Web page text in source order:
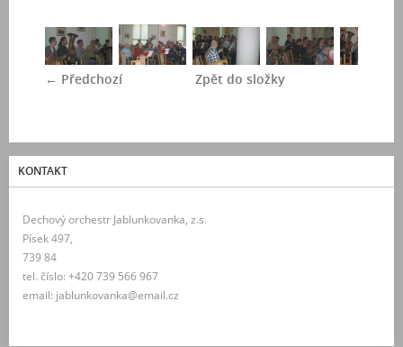
← Předchozí Zpět do složky
KONTAKT
Dechový orchestr Jablunkovanka, z.s.
Písek 497,
739 84
tel. číslo: +420 739 566 967
email: jablunkovanka@email.cz